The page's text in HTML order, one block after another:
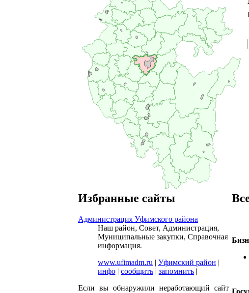
Избранные сайты
Администрация Уфимского района
Наш район, Совет, Администрация,
Муниципальные закупки, Справочная
информация.
www.ufimadm.ru | Уфимский район |
инфо | сообщить | запомнить |
Если вы обнаружили неработающий сайт